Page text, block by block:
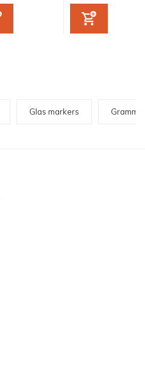
Glas markers